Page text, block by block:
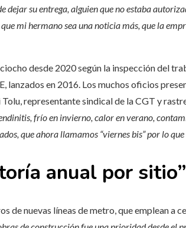
dejar su entrega, alguien que no estaba
mi hermano sea una noticia más, que la
desde 2020 según la inspección del
lanzados en 2016. Los muchos oficios
representante sindical de la CGT y
frío en invierno, calor en verano,
que ahora llamamos “viernes bis” por lo
anual por sitio”
de nuevas líneas de metro, que emplean a